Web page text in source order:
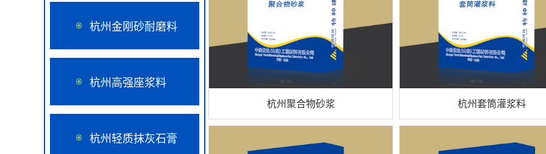
杭州金刚砂耐磨料
杭州高强座浆料
杭州轻质抹灰石膏
杭州聚合物砂浆 杭州套筒灌浆料